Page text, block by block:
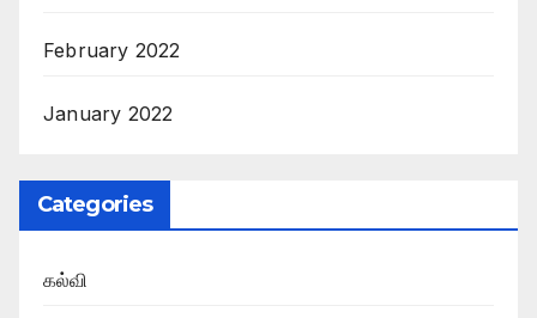
February 2022
January 2022
Categories
கல்வி